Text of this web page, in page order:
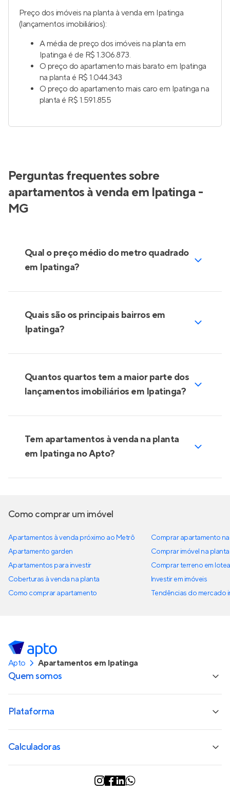
Preço dos imóveis na planta à venda em Ipatinga
(lançamentos imobiliários):
A média de preço dos imóveis na planta em
Ipatinga é de R$ 1.306.873.
O preço do apartamento mais barato em Ipatinga
na planta é R$ 1.044.343
O preço do apartamento mais caro em Ipatinga na
planta é R$ 1.591.855
Perguntas frequentes sobre
apartamentos à venda em Ipatinga -
MG
Qual o preço médio do metro quadrado
em Ipatinga?
Quais são os principais bairros em
Ipatinga?
Quantos quartos tem a maior parte dos
lançamentos imobiliários em Ipatinga?
Tem apartamentos à venda na planta
em Ipatinga no Apto?
Como comprar um imóvel
Apartamentos à venda próximo ao Metrô
Apartamento garden
Apartamentos para investir
Coberturas à venda na planta
Como comprar apartamento
Comprar apartamento
Comprar imóvel na planta
Comprar terreno em
Investir em imóveis
Tendências do mercado
Apto Apartamentos em Ipatinga
Quem somos
Plataforma
Calculadoras